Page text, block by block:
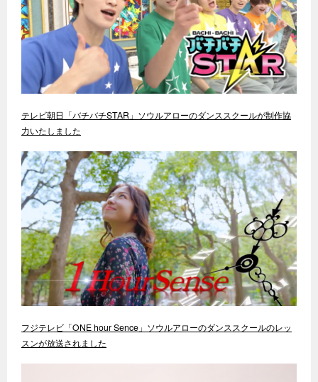
テレビ朝日「バチバチSTAR」ソウルアローのダンススクールが制作協
力いたしました
フジテレビ「ONE hour Sence」ソウルアローのダンススクールのレッ
スンが放送されました